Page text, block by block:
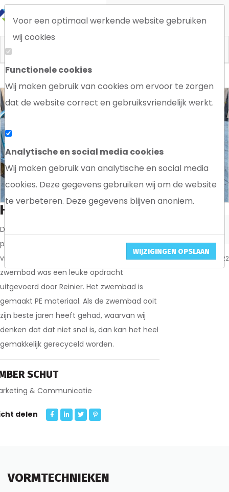
Voor een optimaal werkende website gebruiken
wij cookies
Functionele cookies
Wij maken gebruik van cookies om ervoor te zorgen
dat de website correct en gebruiksvriendelijk werkt.
Analytische en social media cookies
Wij maken gebruik van analytische en social media
cookies. Deze gegevens gebruiken wij om de website
te verbeteren. Deze gegevens blijven anoniem.
WIJZIGINGEN OPSLAAN
Home
HET RPP ZWEMBAD
Deze zomer kregen wij een opdracht
passend bij de hoge tempraturen. Een klant
vroeg naar een kunststof zwembad. Dit
zwembad was een leuke opdracht
uitgevoerd door Reinier. Het zwembad is
gemaakt PE materiaal. Als de zwembad ooit
zijn beste jaren heeft gehad, waarvan wij
denken dat dat niet snel is, dan kan het heel
gemakkelijk gerecyceld worden.
SCHUT
& Communicatie
delen
13 september 2022
VORMTECHNIEKEN